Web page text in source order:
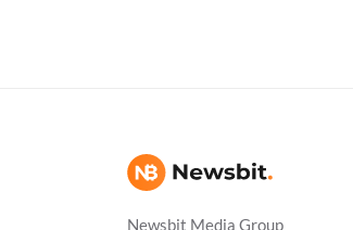
Newsbit Media Group